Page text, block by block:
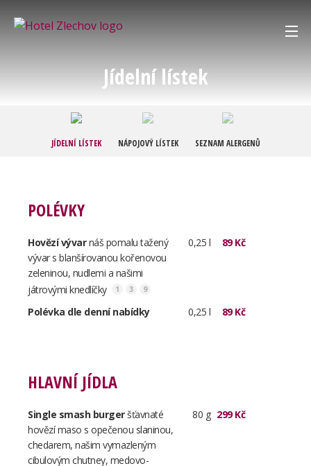
Kontakt
Galerie
Košík:
+420 733 156 336
Jídelní lístek
JÍDELNÍ LÍSTEK NÁPOJOVÝ LÍSTEK SEZNAM ALERGENŮ
POLÉVKY
Hovězí vývarnáš pomalu tažený
vývar s blanšírovanou kořenovou
zeleninou, nudlemi a našimi
játrovými knedlíčky
0,25 l 89 Kč
1 3 9
Polévka dle denní nabídky 0,25 l 89 Kč
HLAVNÍ JÍDLA
Single smash burgeršťavnaté
hovězí maso s opečenou slaninou,
chedarem, našim vymazleným
cibulovým chutney, medovo-
80 g 299 Kč